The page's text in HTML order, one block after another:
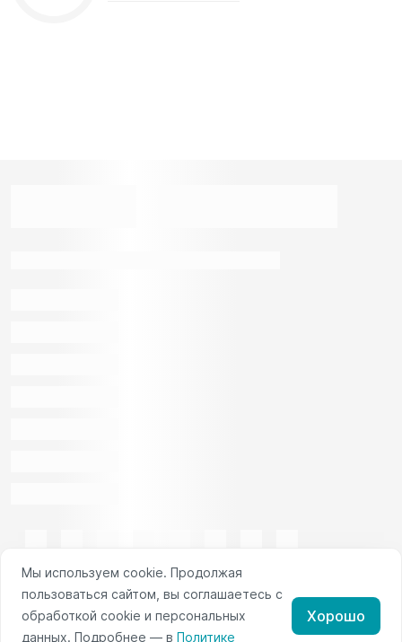
Мы используем cookie. Продолжая
пользоваться сайтом, вы соглашаетесь с
обработкой cookie и персональных
данных. Подробнее — в Политике
Хорошо